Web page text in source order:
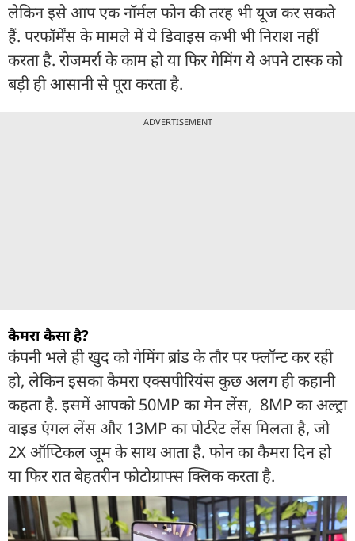
लेकिन इसे आप एक नॉर्मल फोन की तरह भी यूज कर सकते
हैं. परफॉर्मेंस के मामले में ये डिवाइस कभी भी निराश नहीं
करता है. रोजमर्रा के काम हो या फिर गेमिंग ये अपने टास्क को
बड़ी ही आसानी से पूरा करता है.
ADVERTISEMENT
कैमरा कैसा है?
कंपनी भले ही खुद को गेमिंग ब्रांड के तौर पर फ्लॉन्ट कर रही
हो, लेकिन इसका कैमरा एक्सपीरियंस कुछ अलग ही कहानी
कहता है. इसमें आपको 50MP का मेन लेंस, 8MP का अल्ट्रा
वाइड एंगल लेंस और 13MP का पोर्टरेट लेंस मिलता है, जो
2X ऑप्टिकल जूम के साथ आता है. फोन का कैमरा दिन हो
या फिर रात बेहतरीन फोटोग्राफ्स क्लिक करता है.